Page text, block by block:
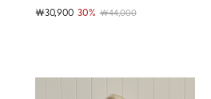
￦30,900 30% ￦44,000